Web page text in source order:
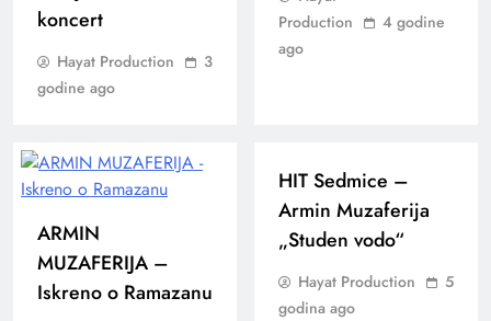
koncert
Hayat Production
3
godine ago
Production
4 godine
ago
ARMIN
MUZAFERIJA –
Iskreno o Ramazanu
HIT Sedmice –
Armin Muzaferija
„Studen vodo“
Hayat Production
5
godina ago